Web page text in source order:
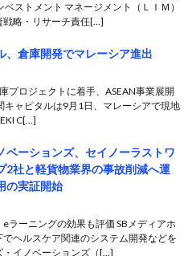
ストメント マネージメント（ＬＩＭ）
戦略・リサーチ責任[…]
、倉庫開発でマレーシア進出
プロジェクトに着手、ASEAN事業展開
キャピタルは9月1日、マレーシアで現地
C[…]
ベーションズ、セイノーラストワ
2社と軽貨物業界の事故削減へ運
の実証開始
ラーニングの効果も評価 SBメディアホ
ヘルスケア関連のシステム開発などを
・イノベーションズ（[…]